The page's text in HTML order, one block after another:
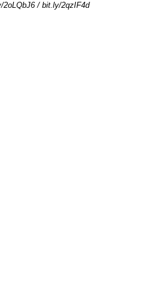
2oLQbJ6 / bit.ly/2qzIF4d